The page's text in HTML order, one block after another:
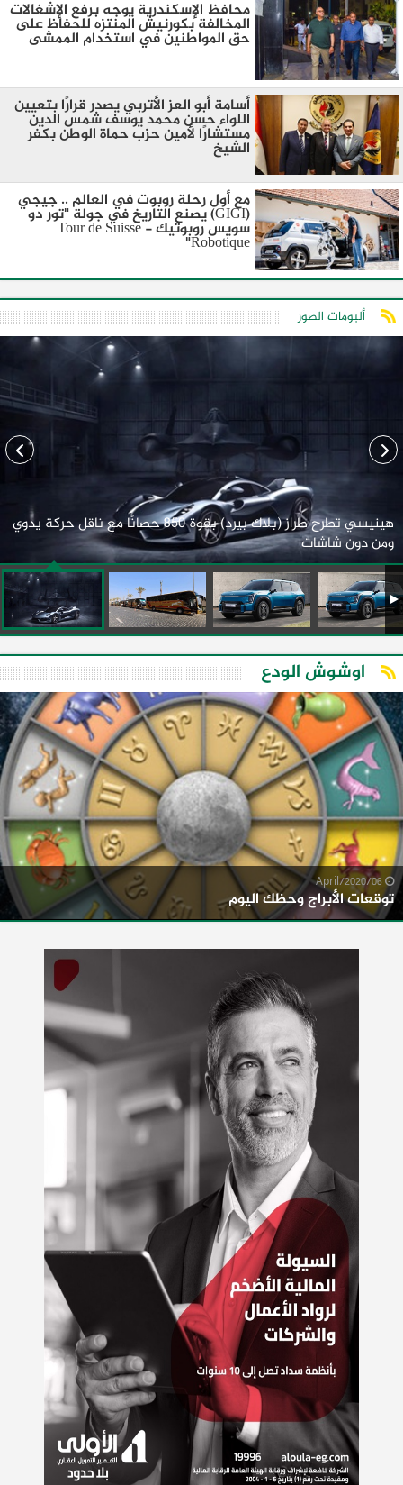
محافظ الإسكندرية يوجه برفع الإشغالات
المخالفة بكورنيش المنتزه للحفاظ على
حق المواطنين في استخدام الممشى
أسامة أبو العز الأتربي يصدر قرارًا بتعيين
اللواء حسن محمد يوسف شمس الدين
مستشارًا لأمين حزب حماة الوطن بكفر
الشيخ
مع أول رحلة روبوت في العالم .. جيجي
(GIGI) يصنع التاريخ في جولة "تور دو
سويس روبوتيك - Tour de Suisse
Robotique"
ألبومات الصور
هينيسي تطرح طراز (بلاك بيرد) بقوة 850 حصانًا مع ناقل حركة يدوي
ومن دون شاشات
اوشوش الودع
توقعات الأبراج وحظك اليوم